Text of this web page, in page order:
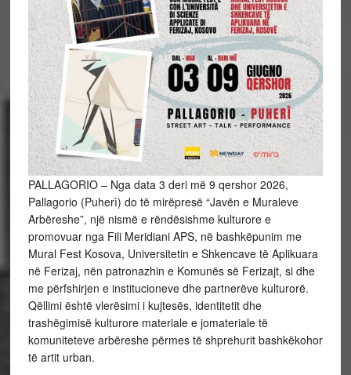
PALLAGORIO – Nga data 3 deri më 9 qershor 2026,
Pallagorio (Puherì) do të mirëpresë “Javën e Muraleve
Arbëreshe”, një nismë e rëndësishme kulturore e
promovuar nga Fili Meridiani APS, në bashkëpunim me
Mural Fest Kosova, Universitetin e Shkencave të Aplikuara
në Ferizaj, nën patronazhin e Komunës së Ferizajt, si dhe
me përfshirjen e institucioneve dhe partnerëve kulturorë.
Qëllimi është vlerësimi i kujtesës, identitetit dhe
trashëgimisë kulturore materiale e jomateriale të
komuniteteve arbëreshe përmes të shprehurit bashkëkohor
të artit urban.